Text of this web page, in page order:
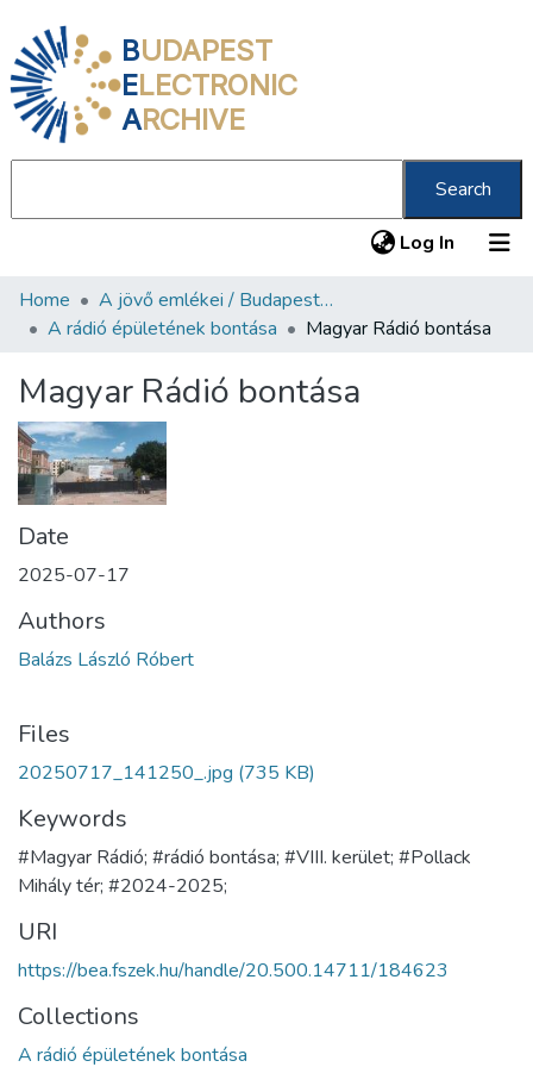
BUDAPEST
ELECTRONIC
ARCHIVE
Search
Log In (current)
Communities & Collections
Statistics
About us
Home
A jövő emlékei / Budapest ma
A rádió épületének bontása
Magyar Rádió bontása
Magyar Rádió bontása
Date
2025-07-17
Authors
Balázs László Róbert
Files
20250717_141250_.jpg (735 KB)
Keywords
#Magyar Rádió; #rádió bontása; #VIII. kerület; #Pollack
Mihály tér; #2024-2025;
URI
https://bea.fszek.hu/handle/20.500.14711/184623
Collections
A rádió épületének bontása